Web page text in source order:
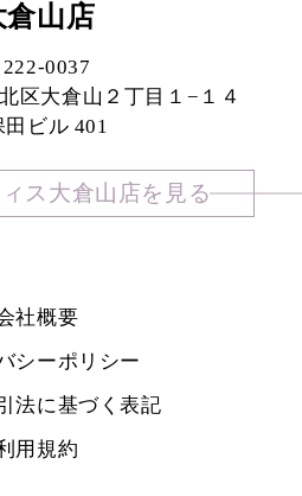
倉山店
0037
区大倉山２丁目１−１４
田ビル 401
ス大倉山店を見る
社概要
シーポリシー
法に基づく表記
用規約